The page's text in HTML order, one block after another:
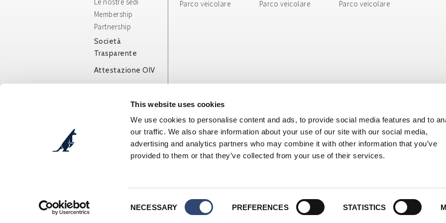
This website uses cookies
We use cookies to personalise content and ads, to provide social media features and to
our traffic. We also share information about your use of our site with our social media,
advertising and analytics partners who may combine it with other information that you’ve
provided to them or that they’ve collected from your use of their services.
Selection
NECESSARY PREFERENCES STATISTICS
Membership
Partnership
Società
Trasparente
Attestazione OIV
Info e Condizioni
Parco veicolare
Parco veicolare
Parco veicolare
E-mail DIVISIONE AUTO:booking@cosepuri.it- E-mail DIVISIONE BUS:cosepuribus@cosepuri.it- E-mail DIVISIONE MERCI:
E-mail Amministrazione:fatturazione@cosepuri.it-cosepuri@cosepuri.it- PEC:
amministrazione@pec.cosepuri.it
Iscritta al Registro delle Imprese n.00470300377 c/o CCIAA di Bologna dal 19/02/1996 - Capitale sociale variabile